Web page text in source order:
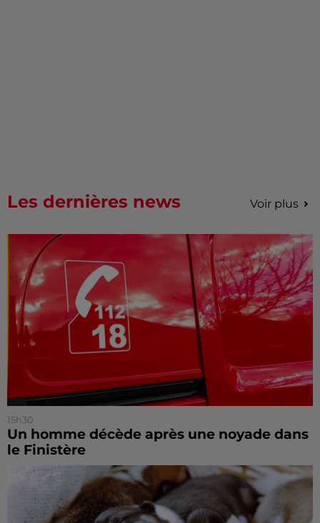
Les dernières news Voir plus
15h30
Un homme décède après une noyade dans
le Finistère